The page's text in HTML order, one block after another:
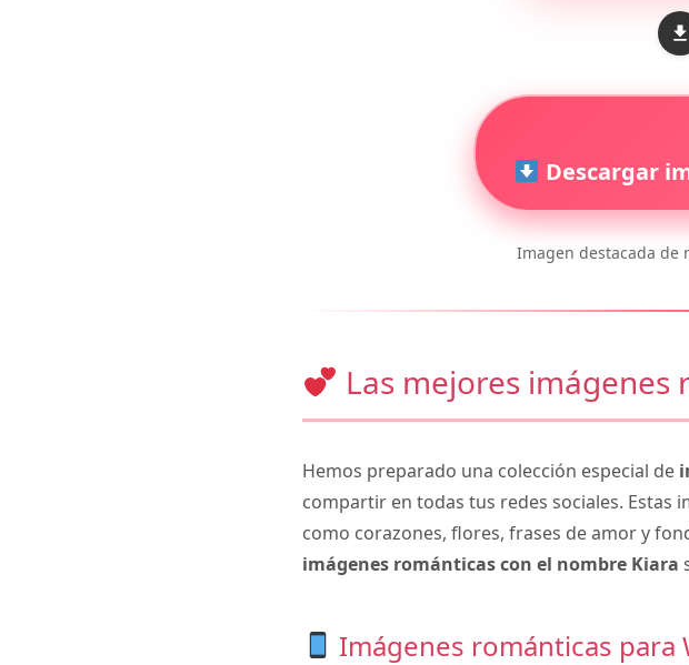
Descargar
Imagen destacada de
Las mejores imágenes
Hemos preparado una colección especial de
compartir en todas tus redes sociales. Estas
como corazones, flores, frases de amor y
imágenes románticas con el nombre Kiara
Imágenes románticas para